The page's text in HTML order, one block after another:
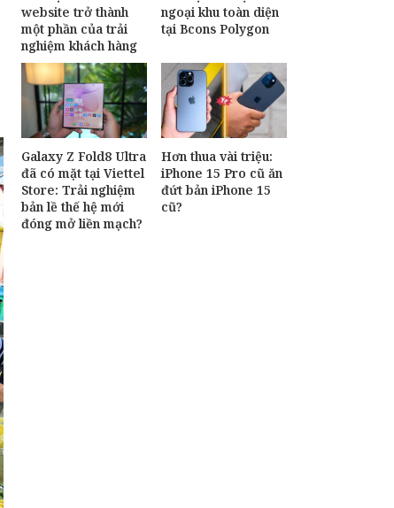
website trở thành
một phần của trải
nghiệm khách hàng
ngoại khu toàn diện
tại Bcons Polygon
Galaxy Z Fold8 Ultra
đã có mặt tại Viettel
Store: Trải nghiệm
bản lề thế hệ mới
đóng mở liền mạch?
Hơn thua vài triệu:
iPhone 15 Pro cũ ăn
đứt bản iPhone 15
cũ?